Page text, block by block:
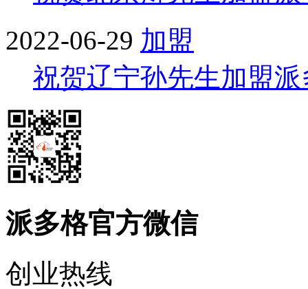
2022-06-29 加盟
祝贺辽宁孙先生加盟
派多格官方微信
创业热线